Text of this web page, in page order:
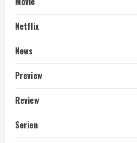
Netflix
News
Preview
Review
Serien